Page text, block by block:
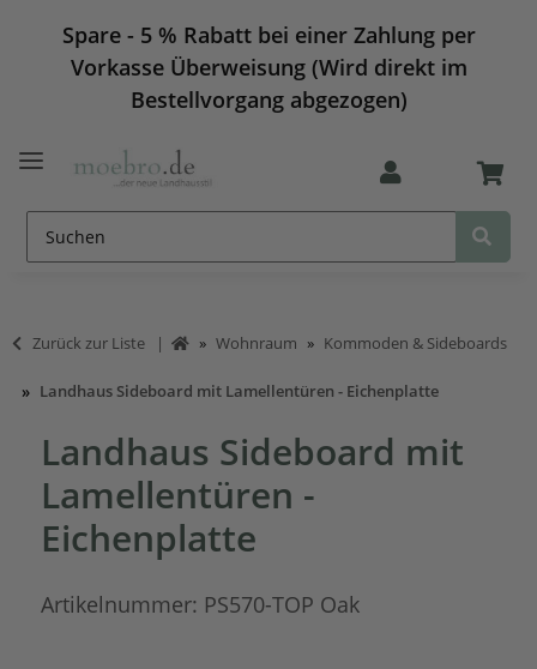
Spare - 5 % Rabatt bei einer Zahlung per
Vorkasse Überweisung (Wird direkt im
Bestellvorgang abgezogen)
Zurück zur Liste Wohnraum Kommoden & Sideboards
Landhaus Sideboard mit Lamellentüren - Eichenplatte
Landhaus Sideboard mit
Lamellentüren -
Eichenplatte
Artikelnummer: PS570-TOP Oak